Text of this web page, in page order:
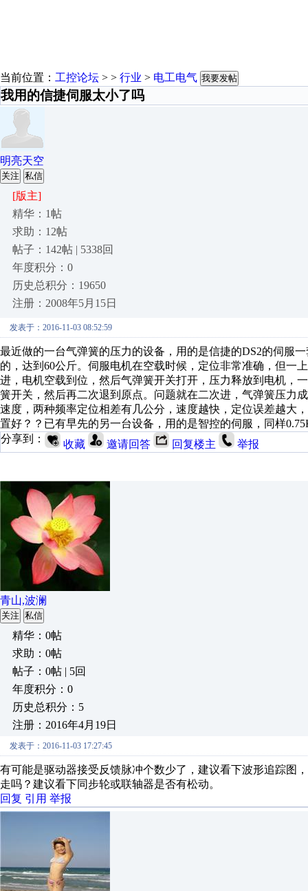
当前位置： 工控论坛 > > 行业 > 电工电气 我要发帖
我用的信捷伺服太小了吗
明亮天空
关注 私信
[版主]
精华：1帖
求助：12帖
帖子：142帖 | 5338回
年度积分：0
历史总积分：19650
注册：2008年5月15日
发表于：2016-11-03 08:52:59
最近做的一台气弹簧的压力的设备，用的是信捷的DS2的伺服
的，达到60公斤。伺服电机在空载时候，定位非常准确，但一
进，电机空载到位，然后气弹簧开关打开，压力释放到电机，
簧开关，然后再二次退到原点。问题就在二次进，气弹簧压力
速度，两种频率定位相差有几公分，速度越快，定位误差越大
置好？？已有早先的另一台设备，用的是智控的伺服，同样
分享到：
收藏 邀请回答 回复楼主 举报
青山,波澜
关注 私信
精华：0帖
求助：0帖
帖子：0帖 | 5回
年度积分：0
历史总积分：5
注册：2016年4月19日
发表于：2016-11-03 17:27:45
有可能是驱动器接受反馈脉冲个数少了，建议看下波形追踪图
走吗？建议看下同步轮或联轴器是否有松动。
回复 引用 举报